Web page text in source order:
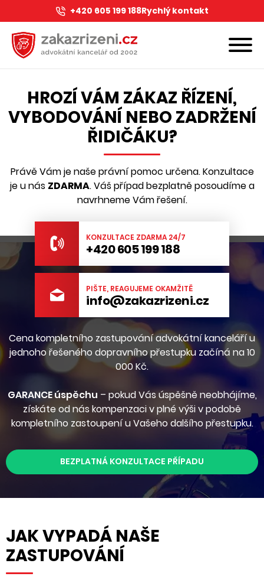
+420 605 199 188Rychlý kontakt
HROZÍ VÁM ZÁKAZ ŘÍZENÍ,
VYBODOVÁNÍ NEBO ZADRŽENÍ
ŘIDIČÁKU?
Právě Vám je naše právní pomoc určena. Konzultace
je u nás ZDARMA. Váš případ bezplatně posoudíme a
navrhneme Vám řešení.
KONZULTACE ZDARMA 24/7
+420 605 199 188
PIŠTE, REAGUJEME OKAMŽITĚ
info@zakazrizeni.cz
Cena kompletního zastupování advokátní kanceláří u
jednoho řešeného dopravního přestupku začíná na 10
000 Kč.
GARANCE úspěchu – pokud Vás úspěšně neobhájíme,
získáte od nás kompenzaci v plné výši v podobě
kompletního zastoupení u Vašeho dalšího přestupku.
BEZPLATNÁ KONZULTACE PŘÍPADU
JAK VYPADÁ NAŠE
ZASTUPOVÁNÍ